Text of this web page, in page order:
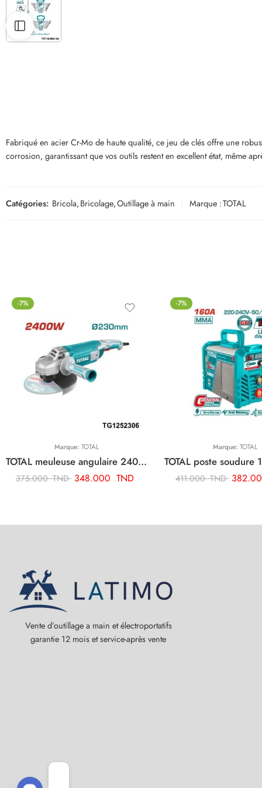
Fabriqué en acier Cr-Mo de haute qualité, ce jeu de clés offre une
corrosion, garantissant que vos outils restent en excellent état, même
Catégories: Bricola,Bricolage,Outillage à main Marque :TOTAL
-7%
Marque: TOTAL
TOTAL meuleuse angulaire 2400w-230mm TG1252306
375.000TND 348.000 TND
-7%
Marque: TOTAL
411.000TND
Vente d’outillage a main et électroportatifs
garantie 12 mois et service-après vente